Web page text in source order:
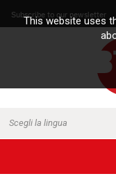
Skip to content
Subscribe to our newsletter
Scegli la lingua
This website uses